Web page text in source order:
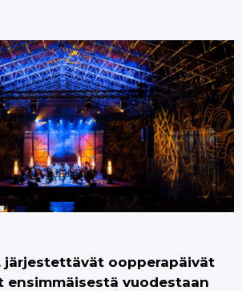
järjestettävät oopperapäivät
ensimmäisestä vuodestaan